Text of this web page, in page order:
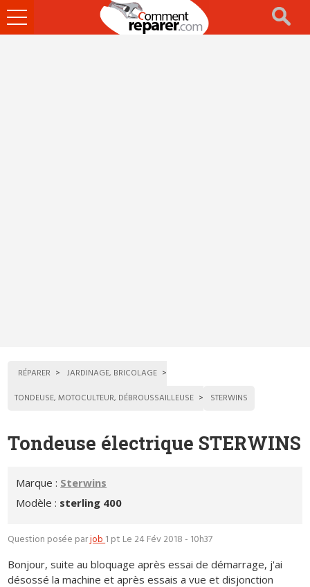
Ouvrir
le
RÉPARER
JARDINAGE, BRICOLAGE
TONDEUSE, MOTOCULTEUR, DÉBROUSSAILLEUSE
STERWINS
Tondeuse électrique STERWINS
Marque : Sterwins
Modèle : sterling 400
Question posée parjob1 pt Le 24 Fév 2018 - 10h37
Bonjour, suite au bloquage après essai de démarrage, j'ai
désossé la machine et après essais a vue et disjonction